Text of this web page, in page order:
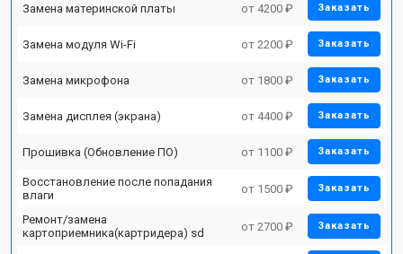
Замена материнской платы от 4200 ₽ Заказать
Замена модуля Wi-Fi от 2200 ₽ Заказать
Замена микрофона от 1800 ₽ Заказать
Замена дисплея (экрана) от 4400 ₽ Заказать
Прошивка (Обновление ПО) от 1100 ₽ Заказать
Восстановление после попадания
влаги
от 1500 ₽ Заказать
Ремонт/замена
картоприемника(картридера) sd
от 2700 ₽ Заказать